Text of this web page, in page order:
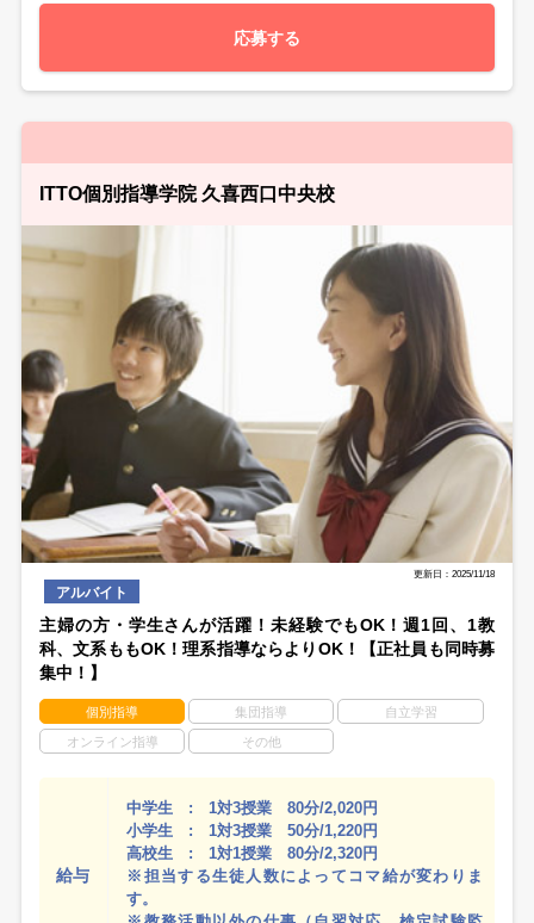
応募する
ITTO個別指導学院 久喜西口中央校
更新日：2025/11/18
アルバイト
主婦の方・学生さんが活躍！未経験でもOK！週1回、1教
科、文系ももOK！理系指導ならよりOK！【正社員も同時募
集中！】
個別指導 集団指導 自立学習
オンライン指導 その他
給与
中学生 : 1対3授業 80分/2,020円
小学生 : 1対3授業 50分/1,220円
高校生 : 1対1授業 80分/2,320円
※担当する生徒人数によってコマ給が変わりま
す。